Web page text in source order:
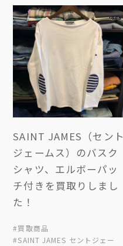
SAINT JAMES（セント
ジェームス）のバスク
シャツ、エルボーパッ
チ付きを買取りしまし
た！
#買取商品
#SAINT JAMES セントジェー